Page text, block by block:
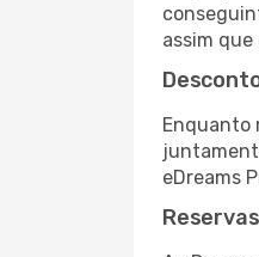
assim
Enquanto
eDreams